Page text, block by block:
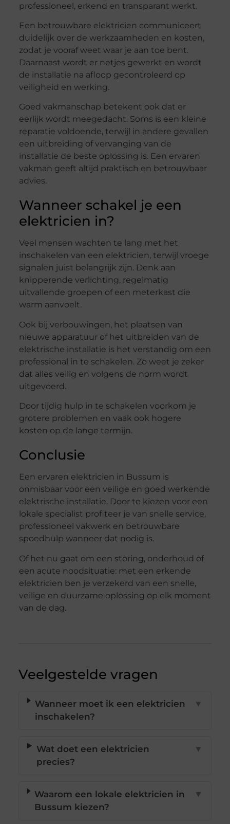
professioneel, erkend en transparant werkt.
Een betrouwbare elektricien communiceert
duidelijk over de werkzaamheden en kosten,
zodat je vooraf weet waar je aan toe bent.
Daarnaast wordt er netjes gewerkt en wordt
de installatie na afloop gecontroleerd op
veiligheid en werking.
Goed vakmanschap betekent ook dat er
eerlijk wordt meegedacht. Soms is een kleine
reparatie voldoende, terwijl in andere gevallen
een uitbreiding of vervanging van de
installatie de beste oplossing is. Een ervaren
vakman geeft altijd praktisch en betrouwbaar
advies.
Wanneer schakel je een
elektricien in?
Veel mensen wachten te lang met het
inschakelen van een elektricien, terwijl vroege
signalen juist belangrijk zijn. Denk aan
knipperende verlichting, regelmatig
uitvallende groepen of een meterkast die
warm aanvoelt.
Ook bij verbouwingen, het plaatsen van
nieuwe apparatuur of het uitbreiden van de
elektrische installatie is het verstandig om een
professional in te schakelen. Zo weet je zeker
dat alles veilig en volgens de norm wordt
uitgevoerd.
Door tijdig hulp in te schakelen voorkom je
grotere problemen en vaak ook hogere
kosten op de lange termijn.
Conclusie
Een ervaren elektricien in Bussum is
onmisbaar voor een veilige en goed werkende
elektrische installatie. Door te kiezen voor een
lokale specialist profiteer je van snelle service,
professioneel vakwerk en betrouwbare
spoedhulp wanneer dat nodig is.
Of het nu gaat om een storing, onderhoud of
een acute noodsituatie: met een erkende
elektricien ben je verzekerd van een snelle,
veilige en duurzame oplossing op elk moment
van de dag.
Veelgestelde vragen
Wanneer moet ik een elektricien
inschakelen?
▼
Wat doet een elektricien
precies?
▼
Waarom een lokale elektricien in
Bussum kiezen?
▼